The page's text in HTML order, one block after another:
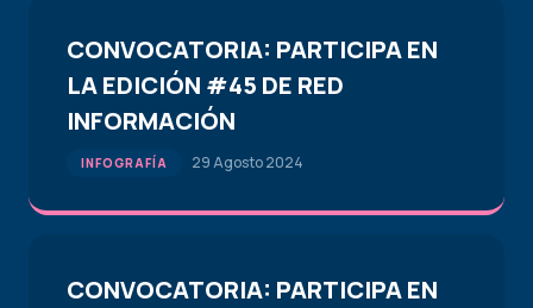
CONVOCATORIA: PARTICIPA EN
LA EDICIÓN #45 DE RED
INFORMACIÓN
INFOGRAFÍA 29 Agosto 2024
CONVOCATORIA: PARTICIPA EN